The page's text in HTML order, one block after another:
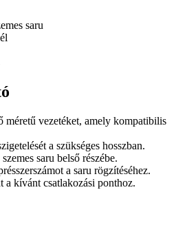
saru
méretű vezetéket, amely kompatibilis
a szükséges hosszban.
saru belső részébe.
a saru rögzítéséhez.
a kívánt csatlakozási ponthoz.